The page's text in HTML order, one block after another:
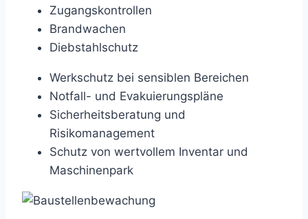
Zugangskontrollen
Brandwachen
Diebstahlschutz
Werkschutz bei sensiblen Bereichen
Notfall- und Evakuierungspläne
Sicherheitsberatung und
Risikomanagement
Schutz von wertvollem Inventar und
Maschinenpark